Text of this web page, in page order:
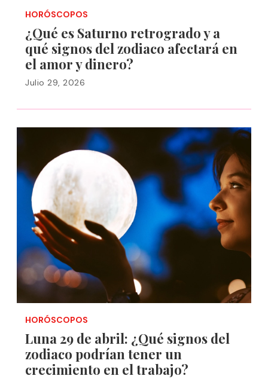
HORÓSCOPOS
¿Qué es Saturno retrogrado y a
qué signos del zodiaco afectará en
el amor y dinero?
Julio 29, 2026
HORÓSCOPOS
Luna 29 de abril: ¿Qué signos del
zodiaco podrían tener un
crecimiento en el trabajo?